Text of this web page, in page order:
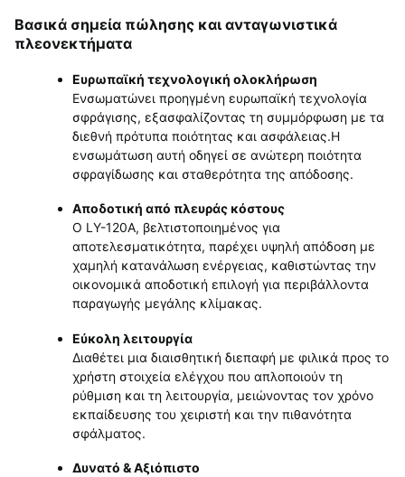
Βασικά σημεία πώλησης και ανταγωνιστικά
πλεονεκτήματα
Ευρωπαϊκή τεχνολογική ολοκλήρωση
Ενσωματώνει προηγμένη ευρωπαϊκή τεχνολογία
σφράγισης, εξασφαλίζοντας τη συμμόρφωση με τα
διεθνή πρότυπα ποιότητας και ασφάλειας.Η
ενσωμάτωση αυτή οδηγεί σε ανώτερη ποιότητα
σφραγίδωσης και σταθερότητα της απόδοσης.
Αποδοτική από πλευράς κόστους
Ο LY-120A, βελτιστοποιημένος για
αποτελεσματικότητα, παρέχει υψηλή απόδοση με
χαμηλή κατανάλωση ενέργειας, καθιστώντας την
οικονομικά αποδοτική επιλογή για περιβάλλοντα
παραγωγής μεγάλης κλίμακας.
Εύκολη λειτουργία
Διαθέτει μια διαισθητική διεπαφή με φιλικά προς το
χρήστη στοιχεία ελέγχου που απλοποιούν τη
ρύθμιση και τη λειτουργία, μειώνοντας τον χρόνο
εκπαίδευσης του χειριστή και την πιθανότητα
σφάλματος.
Δυνατό & Αξιόπιστο